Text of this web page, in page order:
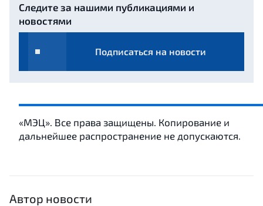
Следите за нашими публикациями и
новостями
Подписаться на новости
«МЭЦ». Все права защищены. Копирование и
дальнейшее распространение не допускаются.
Автор новости